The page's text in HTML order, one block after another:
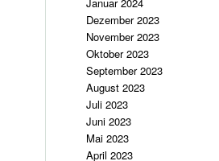
Dezember 2023
November 2023
Oktober 2023
September 2023
August 2023
Juli 2023
Juni 2023
Mai 2023
April 2023